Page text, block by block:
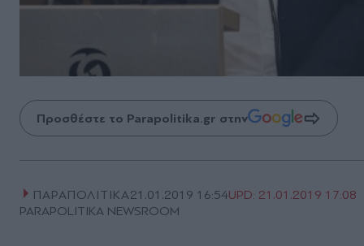
Προσθέστε το Parapolitika.gr στην
ΠΑΡΑΠΟΛΙΤΙΚΑ21.01.2019 16:54UPD: 21.01.2019 17:08
PARAPOLITIKA NEWSROOM